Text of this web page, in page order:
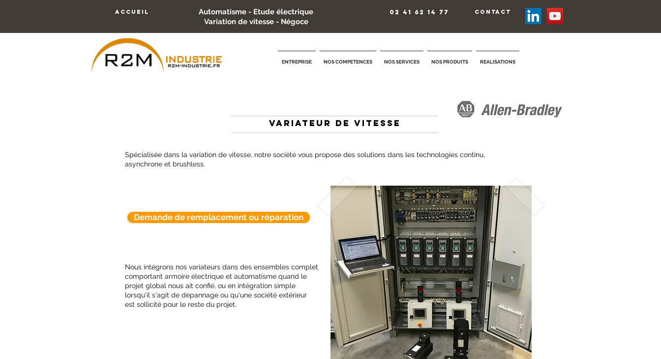
accueil
Automatisme - Etude électrique
Variation de vitesse - Négoce
02 41 62 14 77 contact
ENTREPRISE NOS COMPETENCES NOS SERVICES NOS PRODUITS REALISATIONS
VARIATeur DE VITESSE
Spécialisée dans la variation de vitesse, notre société vous propose des solutions dans les technologies continu,
asynchrone et brushless.
Nous intégrons nos variateurs dans des ensembles complet
comportant armoire électrique et automatisme quand le
projet global nous ait confié, ou en intégration simple
lorsqu'il s'agit de dépannage ou qu'une société extérieur
est sollicité pour le reste du projet.
Demande de remplacement ou réparation